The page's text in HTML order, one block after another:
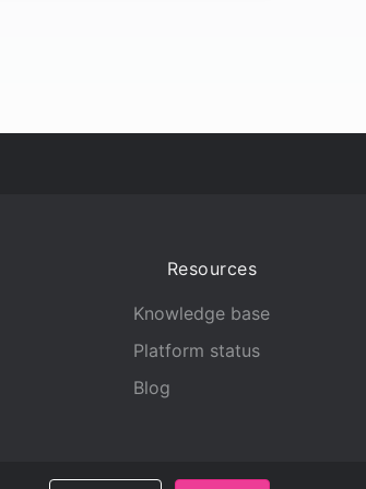
Resources
Knowledge base
Platform status
Blog